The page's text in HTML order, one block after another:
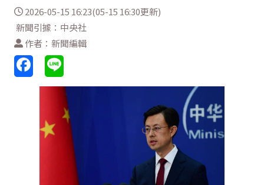
2026-05-15 16:23(05-15 16:30更新)
新聞引據：中央社
作者：新聞編輯